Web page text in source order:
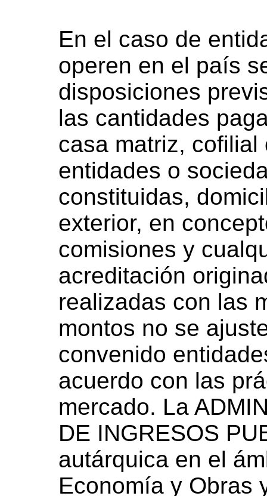
En el caso de
operen en el país
disposiciones
las cantidades
casa matriz,
entidades o
constituidas,
exterior, en
comisiones y
acreditación
realizadas con las
montos no se
convenido
acuerdo con las
mercado. La
DE INGRESOS
autárquica en el
Economía y Obras